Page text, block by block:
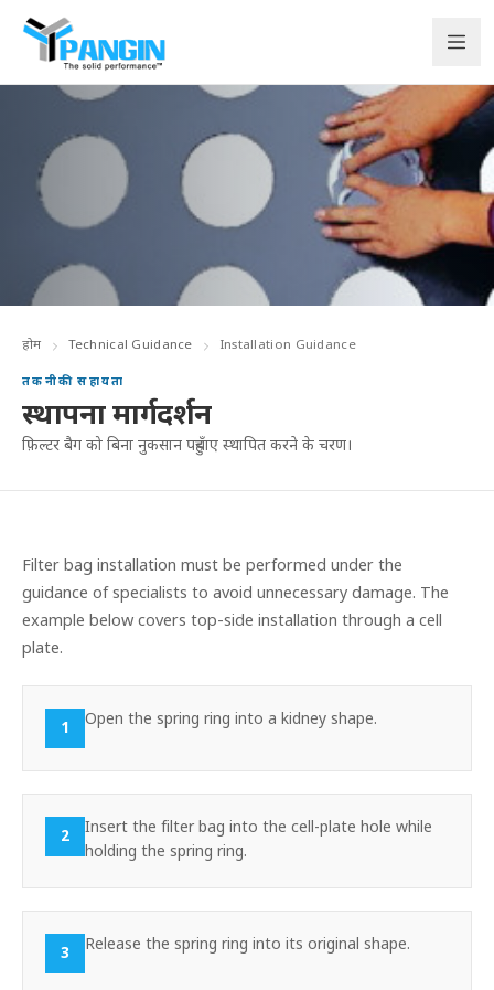
होम Technical Guidance Installation Guidance
तकनीकी सहायता
स्थापना मार्गदर्शन
फ़िल्टर बैग को बिना नुकसान पहुँचाए स्थापित करने के चरण।
Filter bag installation must be performed under the
guidance of specialists to avoid unnecessary damage. The
example below covers top-side installation through a cell
plate.
1 Open the spring ring into a kidney shape.
2
Insert the filter bag into the cell-plate hole while
holding the spring ring.
3 Release the spring ring into its original shape.